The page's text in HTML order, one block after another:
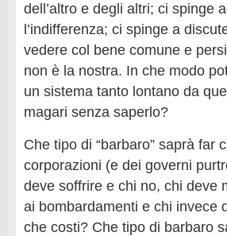
dell’altro e degli altri; ci spinge
l’indifferenza; ci spinge a
vedere col bene comune e
non è la nostra. In che modo
un sistema tanto lontano da
magari senza saperlo?
Che tipo di “barbaro” saprà far
corporazioni (e dei governi
deve soffrire e chi no, chi deve
ai bombardamenti e chi invece
che costi? Che tipo di barbaro